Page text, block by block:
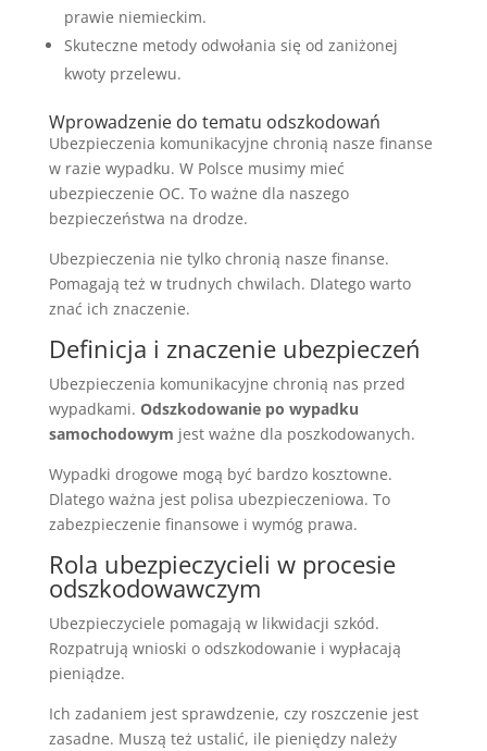
prawie niemieckim.
Skuteczne metody odwołania się od zaniżonej
kwoty przelewu.
Wprowadzenie do tematu odszkodowań
Ubezpieczenia komunikacyjne chronią nasze finanse
w razie wypadku. W Polsce musimy mieć
ubezpieczenie OC. To ważne dla naszego
bezpieczeństwa na drodze.
Ubezpieczenia nie tylko chronią nasze finanse.
Pomagają też w trudnych chwilach. Dlatego warto
znać ich znaczenie.
Definicja i znaczenie ubezpieczeń
Ubezpieczenia komunikacyjne chronią nas przed
wypadkami. Odszkodowanie po wypadku
samochodowym jest ważne dla poszkodowanych.
Wypadki drogowe mogą być bardzo kosztowne.
Dlatego ważna jest polisa ubezpieczeniowa. To
zabezpieczenie finansowe i wymóg prawa.
Rola ubezpieczycieli w procesie
odszkodowawczym
Ubezpieczyciele pomagają w likwidacji szkód.
Rozpatrują wnioski o odszkodowanie i wypłacają
pieniądze.
Ich zadaniem jest sprawdzenie, czy roszczenie jest
zasadne. Muszą też ustalić, ile pieniędzy należy